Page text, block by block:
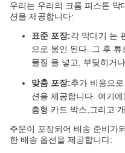
우리는 우리의 크롬 피스톤 막
션을 제공합니다:
표준 포장:각 막대기 는
으로 봉인 된다. 그 후
물질 을 넣고, 부딪히거
맞춤 포장:추가 비용으
션을 제공합니다. 여기
춤형 카드 박스,그리고
주문이 포장되어 배송 준비가
한 배송 옵션을 제공합니다: